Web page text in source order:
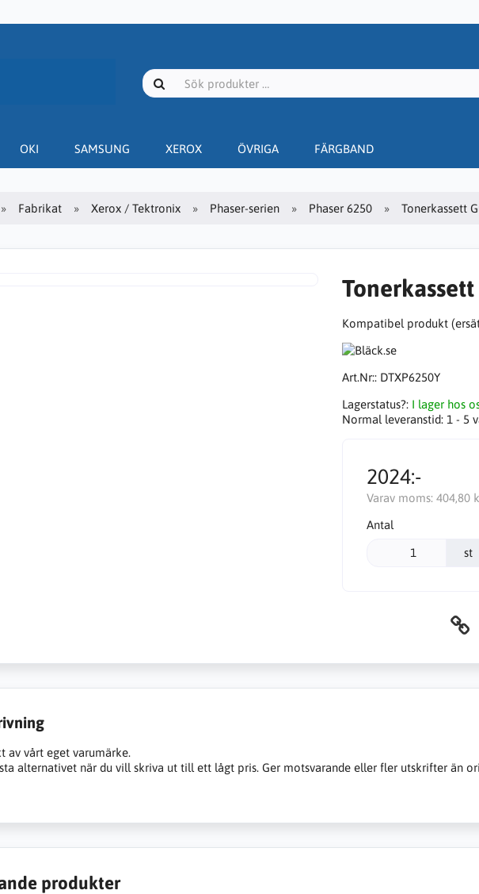
OKI SAMSUNG XEROX ÖVRIGA FÄRGBAND
Fabrikat Xerox / Tektronix Phaser-serien Phaser 6250 Tonerkassett
Kompatibel produkt
Art.Nr:: DTXP6250Y
Lagerstatus?: I lager hos
Normal leveranstid: 1 - 5
2024:-
Varav moms: 404,80
Antal
st
av vårt eget varumärke.
alternativet när du vill skriva ut till ett lågt pris. Ger motsvarande eller fler utskrifter än
produkter